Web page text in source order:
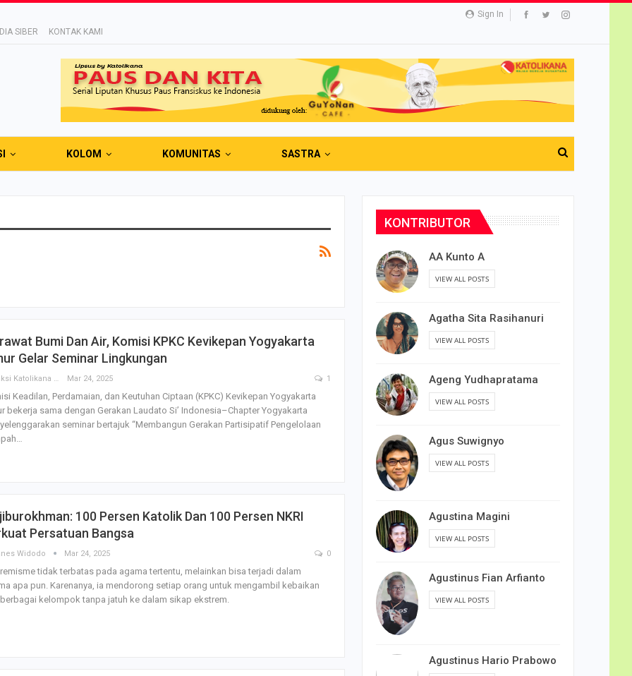
Sign In
SIBER KONTAK KAMI
KOLOM KOMUNITAS SASTRA
Bumi Dan Air, Komisi KPKC Kevikepan Yogyakarta
Gelar Seminar Lingkungan
Mar 24, 2025 1
Keadilan, Perdamaian, dan Keutuhan Ciptaan (KPKC) Kevikepan Yogyakarta
bekerja sama dengan Gerakan Laudato Si’ Indonesia–Chapter Yogyakarta
seminar bertajuk “Membangun Gerakan Partisipatif Pengelolaan
100 Persen Katolik Dan 100 Persen NKRI
Persatuan Bangsa
Widodo Mar 24, 2025 0
tidak terbatas pada agama tertentu, melainkan bisa terjadi dalam
apa pun. Karenanya, ia mendorong setiap orang untuk mengambil kebaikan
kelompok tanpa jatuh ke dalam sikap ekstrem.
KONTRIBUTOR
AA Kunto A
VIEW ALL POSTS
Agatha Sita Rasihanuri
VIEW ALL POSTS
Ageng Yudhapratama
VIEW ALL POSTS
Agus Suwignyo
VIEW ALL POSTS
Agustina Magini
VIEW ALL POSTS
Agustinus Fian Arfianto
VIEW ALL POSTS
Agustinus Hario Prabowo